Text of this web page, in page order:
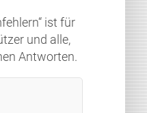
ist für
und alle,
Antworten.